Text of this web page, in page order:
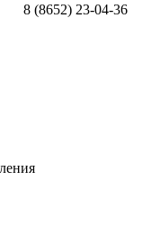
8 (8652) 23-04-36